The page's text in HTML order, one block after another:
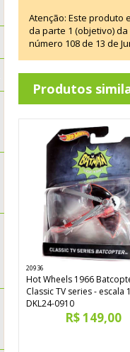
Atenção: Este produto
da parte 1 (objetivo)
número 108 de 13 de
Produtos
20936
Hot Wheels 1966
Classic TV series - escala
DKL24-0910
R$ 149,00